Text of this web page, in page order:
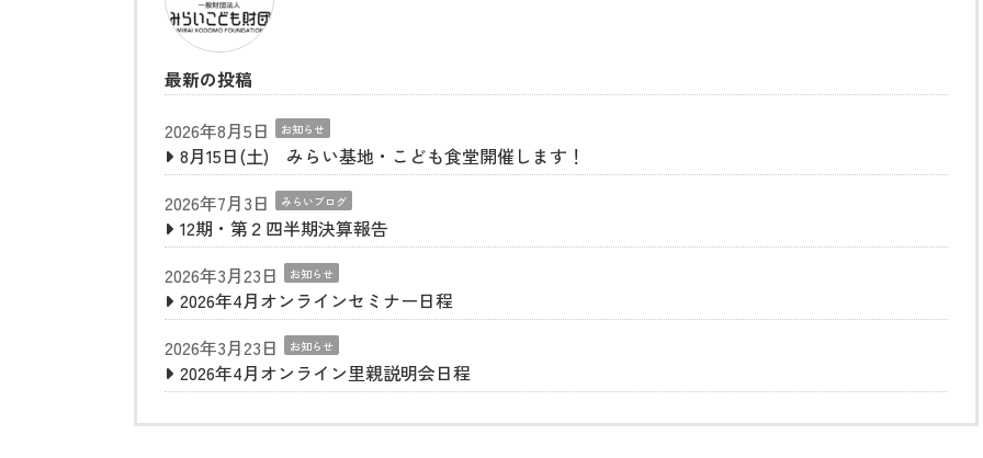
最新の投稿
2026年8月5日
お知らせ
8月15日(土) みらい基地・こども食堂開催します！
2026年7月3日
みらいブログ
12期・第２四半期決算報告
2026年3月23日
お知らせ
2026年4月オンラインセミナー日程
2026年3月23日
お知らせ
2026年4月オンライン里親説明会日程